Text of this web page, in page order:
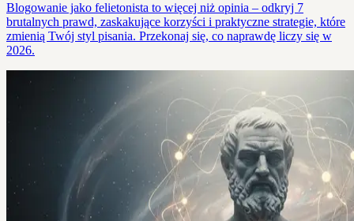
Blogowanie jako felietonista to więcej niż opinia – odkryj 7
brutalnych prawd, zaskakujące korzyści i praktyczne strategie, które
zmienią Twój styl pisania. Przekonaj się, co naprawdę liczy się w
2026.